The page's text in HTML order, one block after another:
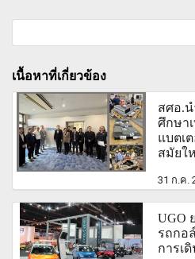
เนื้อหาที่เกี่ยวข้อง
สศอ.
ศึกษา
แบตเ
สมัยใ
31 ก.ค.
UGO
รถกอ
การเ